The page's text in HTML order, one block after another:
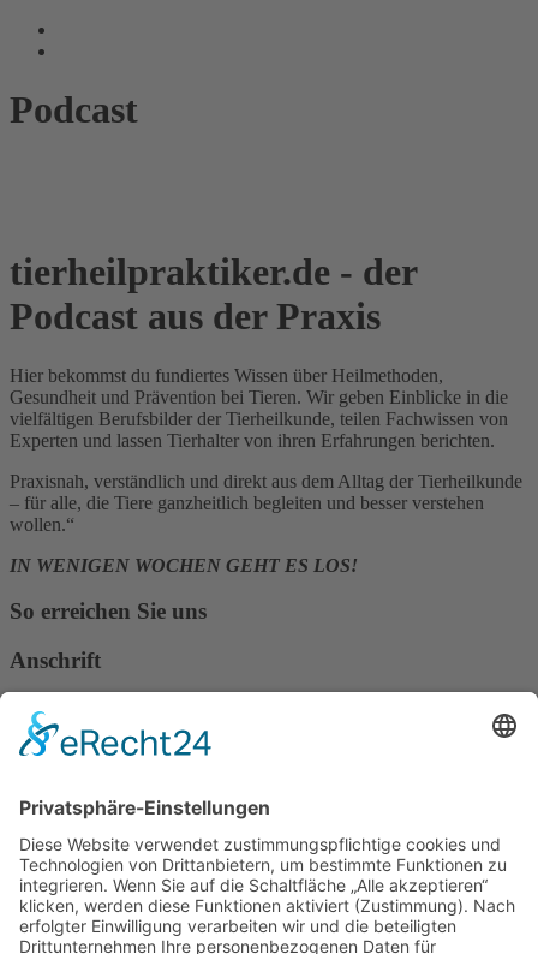
Podcast
tierheilpraktiker.de - der
Podcast aus der Praxis
Hier bekommst du fundiertes Wissen über Heilmethoden,
Gesundheit und Prävention bei Tieren. Wir geben Einblicke in die
vielfältigen Berufsbilder der Tierheilkunde, teilen Fachwissen von
Experten und lassen Tierhalter von ihren Erfahrungen berichten.
Praxisnah, verständlich und direkt aus dem Alltag der Tierheilkunde
– für alle, die Tiere ganzheitlich begleiten und besser verstehen
wollen.“
IN WENIGEN WOCHEN GEHT ES LOS!
So erreichen Sie uns
Anschrift
Verband Deutscher Tierheilpraktiker e.V.
Verbandsverwaltung
Am Rosenbraken 12
E-Mail
Diese E-Mail-Adresse ist vor Spambots geschützt! Zur Anzeige
muss JavaScript eingeschaltet sein!
Diese E-Mail-Adresse ist vor Spambots geschützt! Zur Anzeige
muss JavaScript eingeschaltet sein!